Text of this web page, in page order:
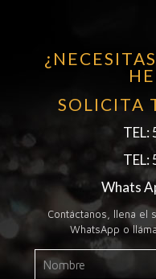
SOLICITA
TEL:
TEL:
Whats
Contáctanos, llena el
WhatsApp o